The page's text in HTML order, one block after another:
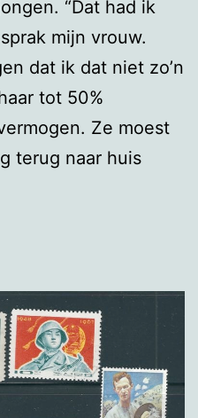
“Dat had ik
mijn vrouw.
dat ik dat niet zo’n
tot 50%
Ze moest
terug naar huis